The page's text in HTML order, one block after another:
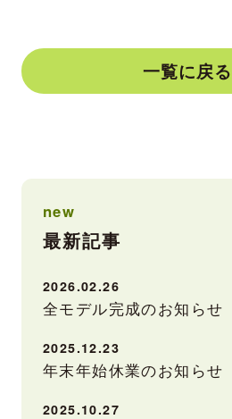
一覧に戻る
new
最新記事
2026.02.26
全モデル完成のお知らせ
2025.12.23
年末年始休業のお知らせ
2025.10.27